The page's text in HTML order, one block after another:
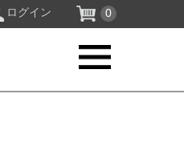
ログイン 0